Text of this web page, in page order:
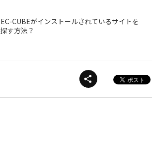
EC-CUBEがインストールされているサイトを
探す方法？